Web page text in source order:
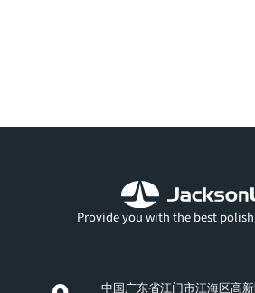
Provide you with the best
中国广东省江门市江海区高